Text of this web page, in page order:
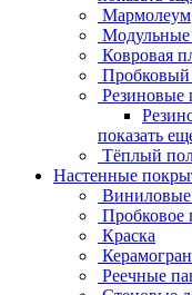
Мармолеум
Ковровая
Пробковый
Резиновые
показать
Тёплый
Настенные
Виниловые
Пробковое
Краска
Реечные